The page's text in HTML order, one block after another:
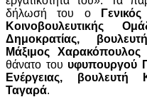
δήλωσή του ο
Κοινοβουλευτικής
Δημοκρατίας,
Μάξιμος
θάνατο του υφυπουργού
Ενέργειας, βουλευτή
Ταγαρά.